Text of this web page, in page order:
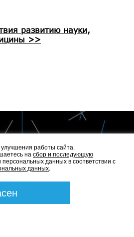
развитию науки,
>>
Иннопрактика
и защите персональных данных
с файлами Cookies
—
работы сайта.
на сбор и последующую
персональных данных в соответствии с
данных.